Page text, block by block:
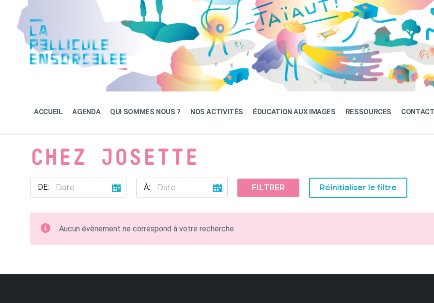
content
navigation
footer
ACCUEIL AGENDA QUI SOMMES NOUS ? NOS ACTIVITÉS ÉDUCATION AUX IMAGES RESSOURCES
CHEZ JOSETTE
DE: À: FILTRER Réinitialiser le filtre
Aucun évènement ne correspond à votre recherche